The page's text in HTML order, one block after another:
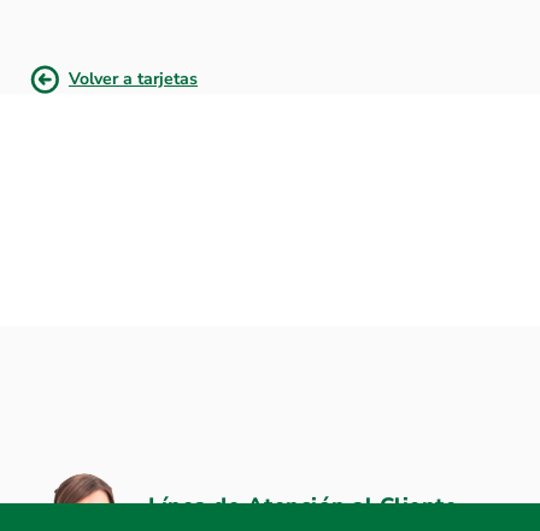
Volver a tarjetas
Línea de Atención al Cliente